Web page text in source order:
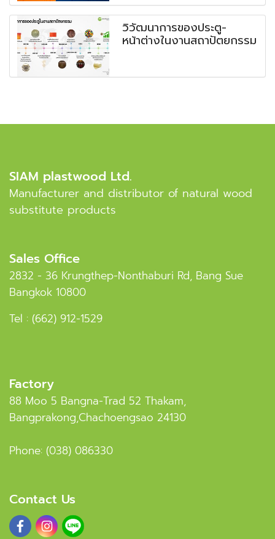
วิวัฒนาการของประตู-
หน้าต่างในงานสถาปัตยกรรม
SIAM plastwood Ltd.
Manufacturer and distributor of natural wood
substitute products
Sales Office
2832 - 36 Krungthep-Nonthaburi Rd, Bang Sue
Bangkok 10800
Tel : (662) 912-1529
Factory
88 Moo 5 Bangna-Trad 52 Thakam,
Bangprakong,Chachoengsao 24130
Phone: (038) 086330
Contact Us